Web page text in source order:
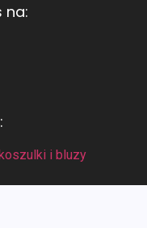
na:
i bluzy